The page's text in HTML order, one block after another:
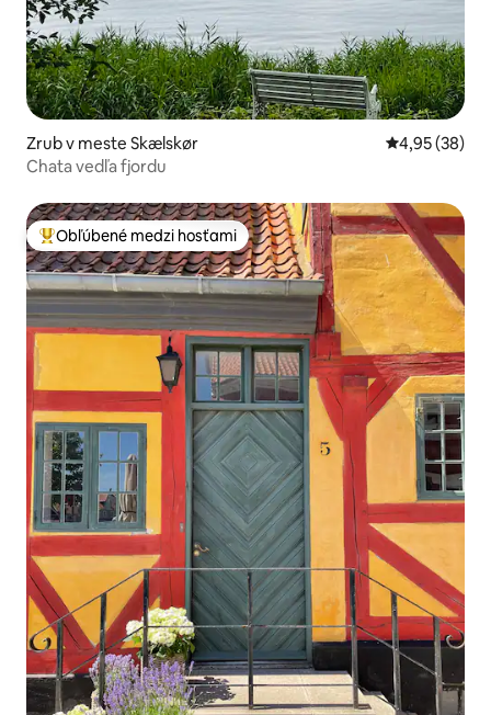
Zrub v meste Skælskør Priemerné
4,95 (38)
Chata vedľa fjordu
Najobľúbenejšie medzi hosťami
Obľúbené medzi hosťami